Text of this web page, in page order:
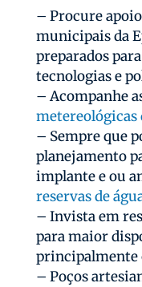
– Procure
municipais da
preparados
tecnologias e
– Acompanhe
metereológicas
– Sempre que
planejamento
implante e ou
reservas de
– Invista em
para maior
principalmente
– Poços